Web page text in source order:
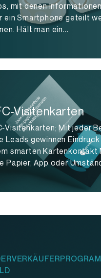
mit denen
ein Smartphone geteilt
Hält man ein...
Visitenkarten
Visitenkarten; Mit jeder
Leads gewinnen
smarten Kartenkontakt
Papier, App oder